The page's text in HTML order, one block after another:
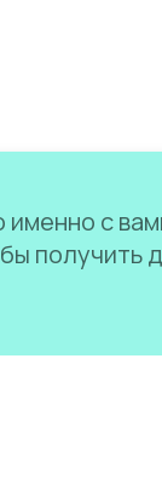
с
получить